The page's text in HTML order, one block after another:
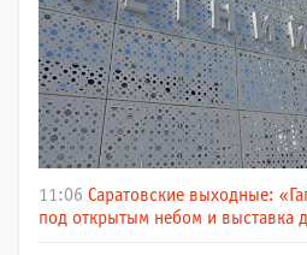
11:06 Саратовские выходные:
под открытым небом и выставка